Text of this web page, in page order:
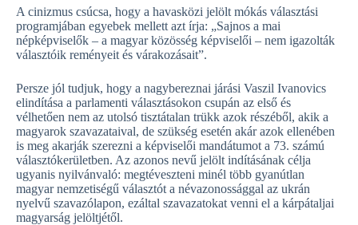
A cinizmus csúcsa, hogy a havasközi jelölt mókás választási
programjában egyebek mellett azt írja: „Sajnos a mai
népképviselők – a magyar közösség képviselői – nem igazolták
választóik reményeit és várakozásait”.
Persze jól tudjuk, hogy a nagybereznai járási Vaszil Ivanovics
elindítása a parlamenti választásokon csupán az első és
vélhetően nem az utolsó tisztátalan trükk azok részéből, akik a
magyarok szavazataival, de szükség esetén akár azok ellenében
is meg akarják szerezni a képviselői mandátumot a 73. számú
választókerületben. Az azonos nevű jelölt indításának célja
ugyanis nyilvánvaló: megtéveszteni minél több gyanútlan
magyar nemzetiségű választót a névazonossággal az ukrán
nyelvű szavazólapon, ezáltal szavazatokat venni el a kárpátaljai
magyarság jelöltjétől.